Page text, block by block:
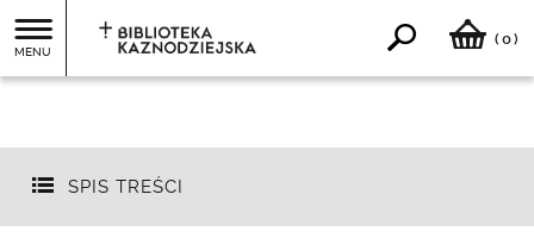
MENU
( 0)
SPIS TREŚCI